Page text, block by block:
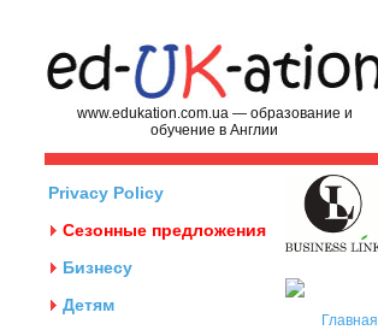
www.edukation.com.ua — образование и
обучение в Англии
Privacy Policy
Сезонные предложения
Бизнесу
Детям
Главная